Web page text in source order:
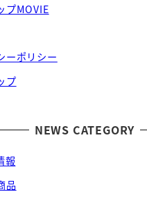
プMOVIE
ーポリシー
プ
NEWS CATEGORY
報
品